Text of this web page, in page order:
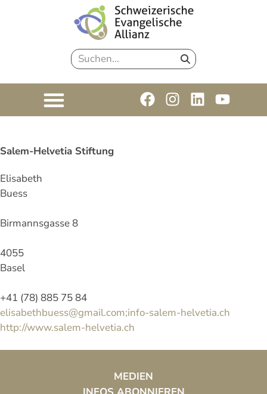
Salem-Helvetia Stiftung
Elisabeth
Buess
Birmannsgasse 8
4055
Basel
+41 (78) 885 75 84
elisabethbuess@gmail.com;info-salem-helvetia.ch
http://www.salem-helvetia.ch
MEDIEN